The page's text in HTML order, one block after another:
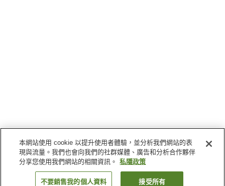
本網站使用 cookie 以提升使用者體驗，並分析我們網站的表
現與流量。我們也會向我們的社群媒體、廣告和分析合作夥伴
分享您使用我們網站的相關資訊。
私隱政策
不要銷售我的個人資料 接受所有